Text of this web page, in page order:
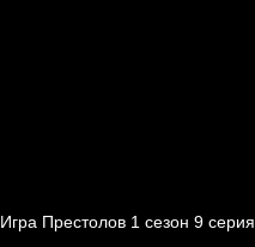
Игра Престолов 1 cезон 9 cерия